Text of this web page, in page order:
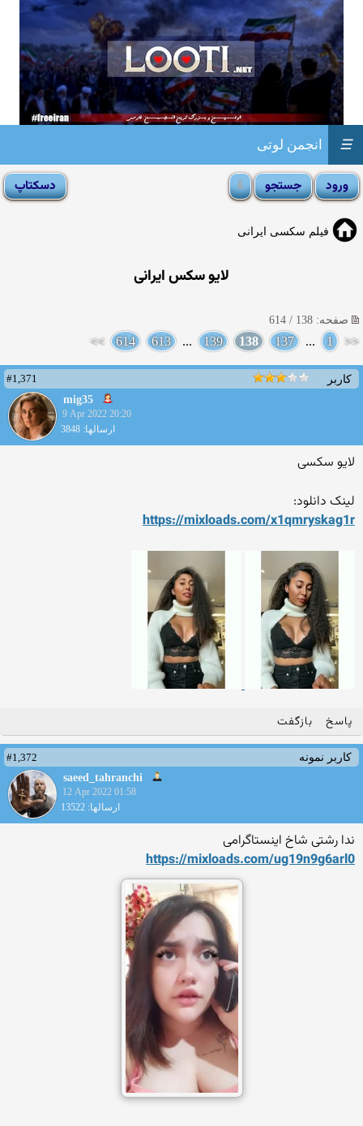
انجمن لوتی ☰
فیلم سکسی ایرانی
لایو سکس ایرانی
صفحه: 138 / 614
<<
1
...
137
138
139
...
613
614
>>
کاربر
#1,371
mig35
9 Apr 2022 20:20
ارسالها: 3848
لایو سکسی
لینک دانلود:
https://mixloads.com/x1qmryskag1r
پاسخ بازگفت
کاربر نمونه
#1,372
saeed_tahranchi
12 Apr 2022 01:58
ارسالها: 13522
ندا رشتی شاخ اینستاگرامی
https://mixloads.com/ug19n9g6arl0